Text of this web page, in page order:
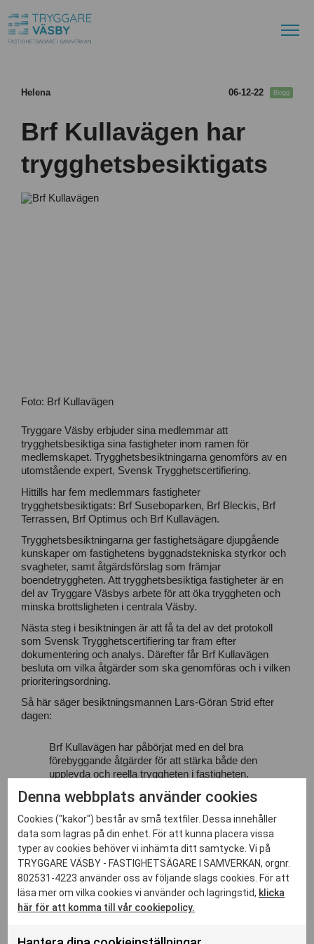
06-12-22
Brf Kullavägen har
trygghetsbesiktigats
Helena Blogg
Foto: Brf Kullavägen
L
a
d
a
n
e
d
s
m
P
D
F
Tryggare Väsby erbjuder sina medlemmar att
trygghetsbesiktiga sina fastigheter inom ramen för
medlemskapet. Trygghetsbesiktningarna genomförs av en
utomstående expert, Svensk Trygghetscertifiering.
Hittills har fem medlemmars fastigheter
trygghetsbesiktigats: Brf Suseboparken, Brf Bleckis, Brf
Terrassen, Brf Optimus och Brf Kullavägen.
Trygghetsbesiktningarna ger fastighetsägare djupgående
kunskaper om fastighetens byggnadstekniska styrkor och
svagheter, samt åtgärdsförslag som främjar
boendetryggheten. Att trygghetsbesiktiga fastigheter är en
del av Tryggare Väsbys arbete för att öka tryggheten och
minska brottsligheten i centrala Väsby.
Nästa steg i besiktningen är att få ta del av det protokoll
som Svensk Trygghetscertifiering tar fram efter
dokumentering och analys. Därefter får Brf Kullavägen
besluta om vilka åtgärder som ska genomföras och i vilken
prioriteringsordning.
Så här säger besiktningsmannen Lars-Göran Strid efter
dagen:
Brf Kullavägen har påbörjat med en del bra
förebyggande åtgärder för att stärka både den
upplevda och reella tryggheten i fastigheten.
den svagaste länken, och det finns en del
åtgärder som föreningen kan arbeta vidare
med, säger Lars-Göran Strid.
Denna webbplats använder cookies
Cookies ("kakor") består av små textfiler. Dessa innehåller
data som lagras på din enhet. För att kunna placera vissa
typer av cookies behöver vi inhämta ditt samtycke. Vi på
TRYGGARE VÄSBY - FASTIGHETSÄGARE I SAMVERKAN, orgnr.
802531-4223 använder oss av följande slags cookies. För att
läsa mer om vilka cookies vi använder och lagringstid, klicka
här för att komma till vår cookiepolicy.